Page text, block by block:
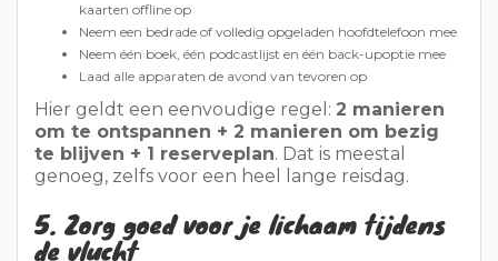
5. Zorg goed voor je lichaam tijdens
de vlucht
De fysieke kant van langeafstandsvluchten
wordt maar al te vaak over het hoofd gezien.
Droge lucht, langdurig zitten, gezwollen
voeten, stijve heupen en vermoeide ogen zijn
de echte redenen waarom veel mensen zich na
lange vluchten gaan dus niet alleen over
comfort. Ze gaan ook over de bloedsomloop en